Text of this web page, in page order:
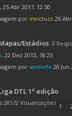
, 25 Abr 2017, 12:50
por invictuzz 26
Estádios 3
, 22 Dez 2012, 18:23
por santorfo 20 Jun
DTL 1ª edição
28572 Visualizações 1